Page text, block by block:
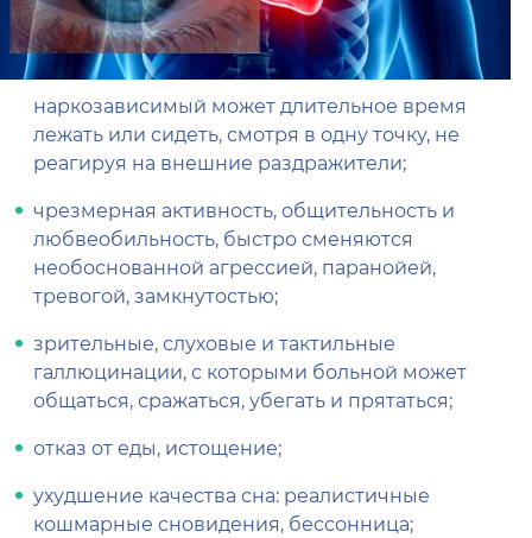
наркозависимый может длительное время
лежать или сидеть, смотря в одну точку, не
реагируя на внешние раздражители;
чрезмерная активность, общительность и
любвеобильность, быстро сменяются
необоснованной агрессией, паранойей,
тревогой, замкнутостью;
зрительные, слуховые и тактильные
галлюцинации, с которыми больной может
общаться, сражаться, убегать и прятаться;
отказ от еды, истощение;
ухудшение качества сна: реалистичные
кошмарные сновидения, бессонница;